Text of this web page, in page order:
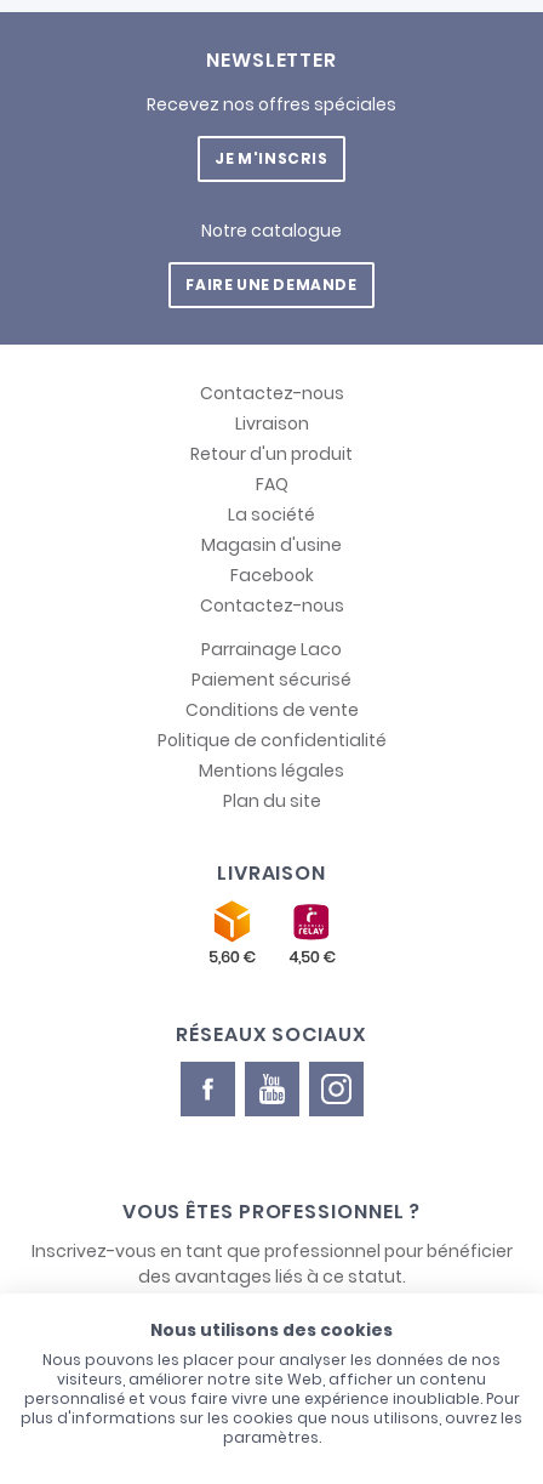
NEWSLETTER
Recevez nos offres spéciales
JE M'INSCRIS
Notre catalogue
FAIRE UNE DEMANDE
Contactez-nous
Livraison
Retour d'un produit
FAQ
La société
Magasin d'usine
Facebook
Contactez-nous
Parrainage Laco
Paiement sécurisé
Conditions de vente
Politique de confidentialité
Mentions légales
Plan du site
LIVRAISON
RÉSEAUX SOCIAUX
VOUS ÊTES PROFESSIONNEL ?
Inscrivez-vous en tant que professionnel pour bénéficier
des avantages liés à ce statut.
Nous utilisons des cookies
Nous pouvons les placer pour analyser les données de nos
visiteurs, améliorer notre site Web, afficher un contenu
personnalisé et vous faire vivre une expérience inoubliable. Pour
plus d'informations sur les cookies que nous utilisons, ouvrez les
paramètres.